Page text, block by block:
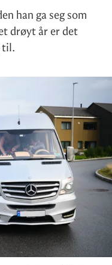
han ga seg som
drøyt år er det
til.